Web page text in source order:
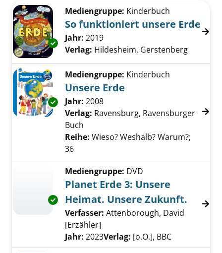
Zu den Suchfiltern springen
Exemplar-Details von So funktioniert unsere
Mediengruppe: Kinderbuch
So funktioniert unsere Erde
Suche nach diesem Verfasser
Jahr: 2019
Verlag: Hildesheim, Gerstenberg
Exemplar-Details von Unsere Erde anzeigen
Mediengruppe: Kinderbuch
Unsere Erde
Suche nach diesem Verfasser
Jahr: 2008
Verlag: Ravensburg, Ravensburger
Buch
Reihe: Wieso? Weshalb? Warum?;
36
Exemplar-Details von Planet Erde 3: Unsere
Mediengruppe: DVD
Planet Erde 3: Unsere
Heimat. Unsere Zukunft.
Verfasser: Attenborough, David
[Erzähler]
Jahr: 2023Verlag: [o.O.], BBC